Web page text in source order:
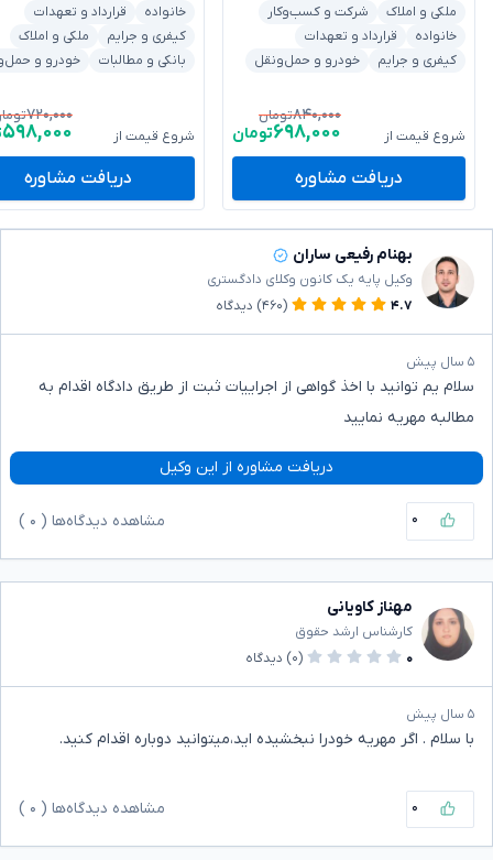
ملکی و املاک
شرکت و کسب‌وکار
خانواده
قرارداد و تعهدات
کیفری و جرایم
خودرو و حمل‌ونقل
شروع قیمت از
۸۴۰,۰۰۰تومان
۶۹۸,۰۰۰تومان
دریافت مشاوره
خانواده
قرارداد و تعهدات
کیفری و جرایم
ملکی و املاک
بانکی و مطالبات
خودرو و
شروع قیمت از
۷۲۰,۰۰۰
۵۹۸,۰۰۰
دریافت مشاوره
بهنام رفیعی ساران
وکیل پایه یک کانون وکلای دادگستری
۴.۷
(۴۶۰) دیدگاه
۵ سال پیش
سلام یم توانید با اخذ گواهی از اجراییات ثبت از طریق دادگاه اقدام به
مطالبه مهریه نمایید
دریافت مشاوره از این وکیل
۰ مشاهده دیدگاه‌ها ( ۰
مهناز کاویانی
کارشناس ارشد حقوق
۰
(۰) دیدگاه
۵ سال پیش
با سلام . اگر مهریه خودرا نبخشیده اید،میتوانید دوباره اقدام کنید.
۰ مشاهده دیدگاه‌ها ( ۰